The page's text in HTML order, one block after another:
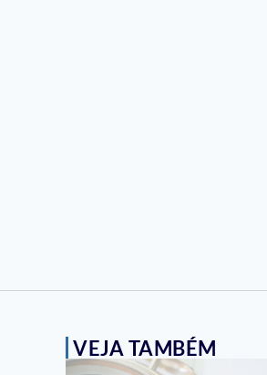
VEJA TAMBÉM